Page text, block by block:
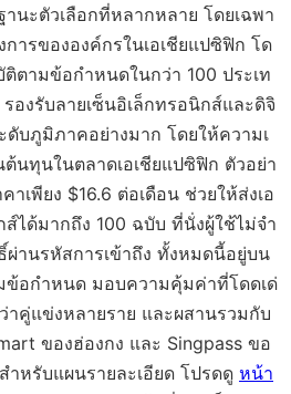
านะตัวเลือกที่หลากหลาย โดยเฉพา
ารขององค์กรในเอเชียแปซิฟิก โด
ตามข้อกำหนดในกว่า 100 ประเท
งรับลายเซ็นอิเล็กทรอนิกส์และดิจิ
บภูมิภาคอย่างมาก โดยให้ความเ
ต้นทุนในตลาดเอเชียแปซิฟิก ตัวอย่า
าเพียง $16.6 ต่อเดือน ช่วยให้ส่งเอ
ส์ได้มากถึง 100 ฉบับ ที่นั่งผู้ใช้ไม่จำ
านรหัสการเข้าถึง ทั้งหมดนี้อยู่บน
อกำหนด มอบความคุ้มค่าที่โดดเด่
คู่แข่งหลายราย และผสานรวมกับ
ของฮ่องกง และ Singpass ขอ
ำหรับแผนรายละเอียด โปรดดู หน้า